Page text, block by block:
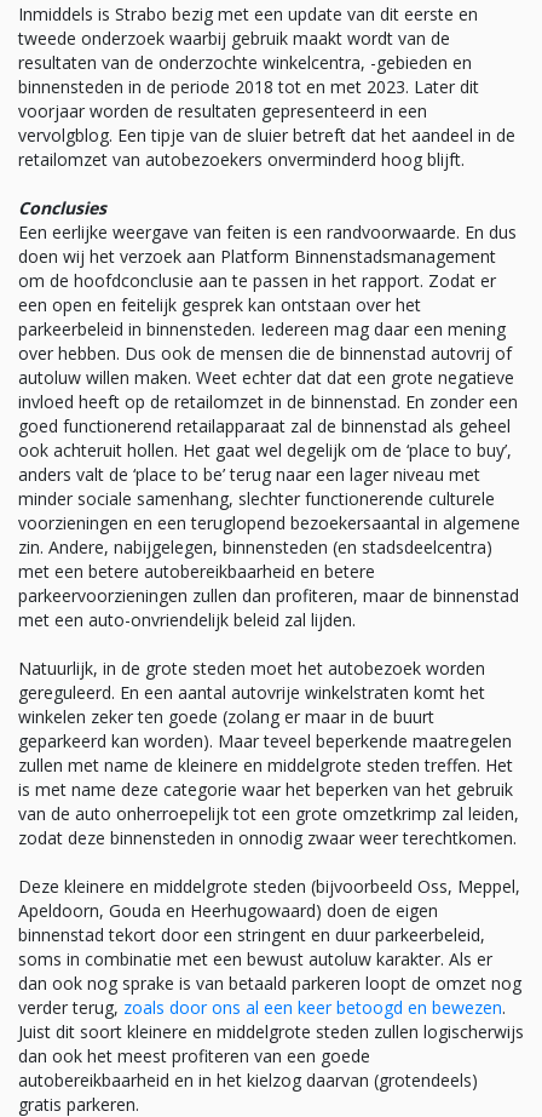
Inmiddels is Strabo bezig met een update van dit eerste en
tweede onderzoek waarbij gebruik maakt wordt van de
resultaten van de onderzochte winkelcentra, -gebieden en
binnensteden in de periode 2018 tot en met 2023. Later dit
voorjaar worden de resultaten gepresenteerd in een
vervolgblog. Een tipje van de sluier betreft dat het aandeel in de
retailomzet van autobezoekers onverminderd hoog blijft.
Conclusies
Een eerlijke weergave van feiten is een randvoorwaarde. En dus
doen wij het verzoek aan Platform Binnenstadsmanagement
om de hoofdconclusie aan te passen in het rapport. Zodat er
een open en feitelijk gesprek kan ontstaan over het
parkeerbeleid in binnensteden. Iedereen mag daar een mening
over hebben. Dus ook de mensen die de binnenstad autovrij of
autoluw willen maken. Weet echter dat dat een grote negatieve
invloed heeft op de retailomzet in de binnenstad. En zonder een
goed functionerend retailapparaat zal de binnenstad als geheel
ook achteruit hollen. Het gaat wel degelijk om de ‘place to buy’,
anders valt de ‘place to be’ terug naar een lager niveau met
minder sociale samenhang, slechter functionerende culturele
voorzieningen en een teruglopend bezoekersaantal in algemene
zin. Andere, nabijgelegen, binnensteden (en stadsdeelcentra)
met een betere autobereikbaarheid en betere
parkeervoorzieningen zullen dan profiteren, maar de binnenstad
met een auto-onvriendelijk beleid zal lijden.
Natuurlijk, in de grote steden moet het autobezoek worden
gereguleerd. En een aantal autovrije winkelstraten komt het
winkelen zeker ten goede (zolang er maar in de buurt
geparkeerd kan worden). Maar teveel beperkende maatregelen
zullen met name de kleinere en middelgrote steden treffen. Het
is met name deze categorie waar het beperken van het gebruik
van de auto onherroepelijk tot een grote omzetkrimp zal leiden,
zodat deze binnensteden in onnodig zwaar weer terechtkomen.
Deze kleinere en middelgrote steden (bijvoorbeeld Oss, Meppel,
Apeldoorn, Gouda en Heerhugowaard) doen de eigen
binnenstad tekort door een stringent en duur parkeerbeleid,
soms in combinatie met een bewust autoluw karakter. Als er
dan ook nog sprake is van betaald parkeren loopt de omzet nog
verder terug, zoals door ons al een keer betoogd en bewezen.
Juist dit soort kleinere en middelgrote steden zullen logischerwijs
dan ook het meest profiteren van een goede
autobereikbaarheid en in het kielzog daarvan (grotendeels)
gratis parkeren.